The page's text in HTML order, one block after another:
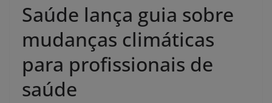
Saúde lança guia sobre
mudanças climáticas
para profissionais de
saúde